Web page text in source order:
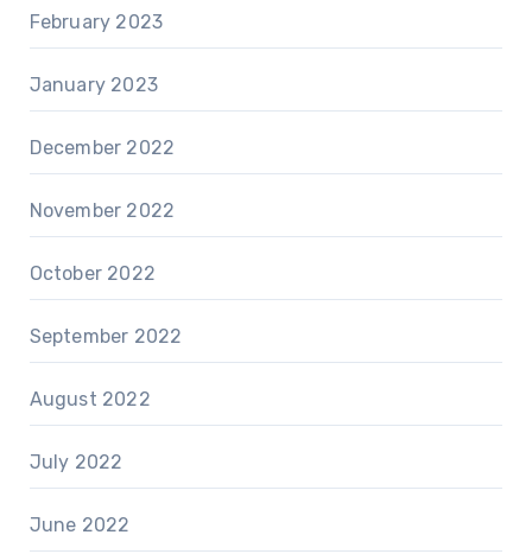
February 2023
January 2023
December 2022
November 2022
October 2022
September 2022
August 2022
July 2022
June 2022